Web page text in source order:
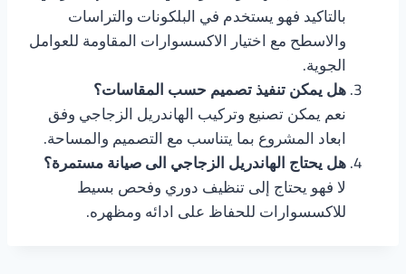
بالتاكيد فهو يستخدم في البلكونات والتراسات
والاسطح مع اختيار الاكسسوارات المقاومة للعوامل
الجوية.
هل يمكن تنفيذ تصميم حسب المقاسات؟
نعم يمكن تصنيع وتركيب الهاندريل الزجاجي وفق
ابعاد المشروع بما يتناسب مع التصميم والمساحة.
هل يحتاج الهاندريل الزجاجي الى صيانة مستمرة؟
لا فهو يحتاج إلى تنظيف دوري وفحص بسيط
للاكسسوارات للحفاظ على ادائه ومظهره.